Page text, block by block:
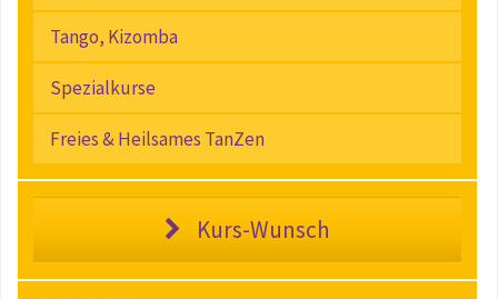
Tango, Kizomba
Spezialkurse
Freies & Heilsames TanZen
Kurs-Wunsch